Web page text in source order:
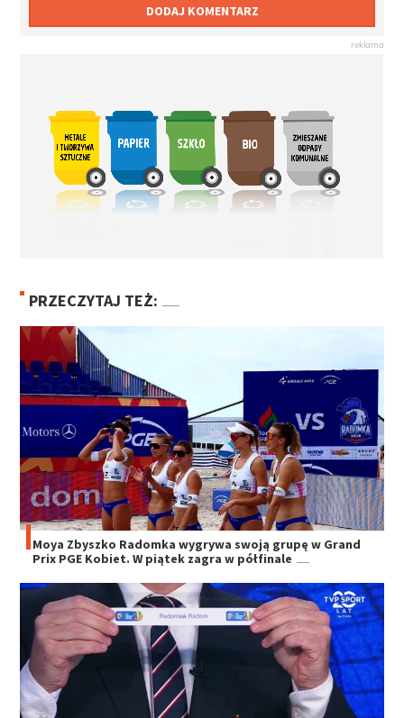
DODAJ KOMENTARZ
PRZECZYTAJ TEŻ:
Moya Zbyszko Radomka wygrywa swoją grupę w Grand
Prix PGE Kobiet. W piątek zagra w półfinale